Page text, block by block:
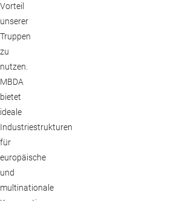
Vorteil
unserer
Truppen
zu
nutzen.
MBDA
bietet
ideale
Industriestrukturen
für
europäische
und
multinationale